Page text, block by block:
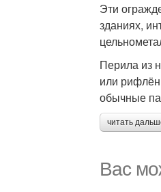
Эти
зданиях,
Перила из
или
обычные
читать
Вас